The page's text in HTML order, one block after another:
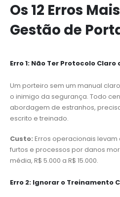
Os 12 Erros
Gestão de
Erro 1: Não Ter Protocolo
Um porteiro sem um manual
o inimigo da segurança. Todo
abordagem de estranhos,
escrito e treinado.
Custo: Erros operacionais
furtos e processos por danos
média, R$ 5.000 a R$ 15.000.
Erro 2: Ignorar o Treinamento